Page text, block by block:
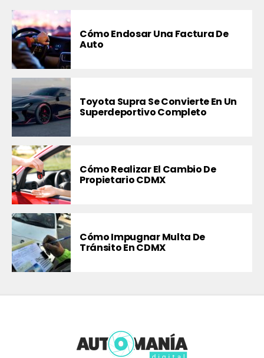
Cómo Endosar Una Factura De
Auto
Toyota Supra Se Convierte En Un
Superdeportivo Completo
Cómo Realizar El Cambio De
Propietario CDMX
Cómo Impugnar Multa De
Tránsito En CDMX